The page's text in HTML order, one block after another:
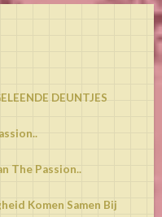
DEUNTJES
The Passion..
Komen Samen Bij